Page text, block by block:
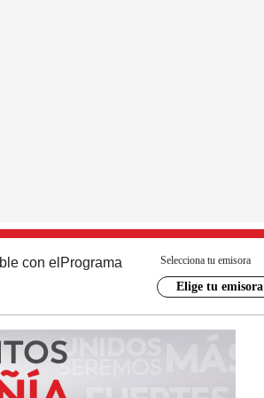
con el Programa Selecciona tu emisora
Elige tu emisora